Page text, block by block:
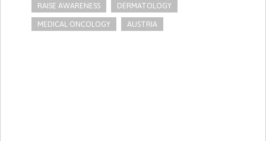
RAISE AWARENESS DERMATOLOGY
MEDICAL ONCOLOGY AUSTRIA